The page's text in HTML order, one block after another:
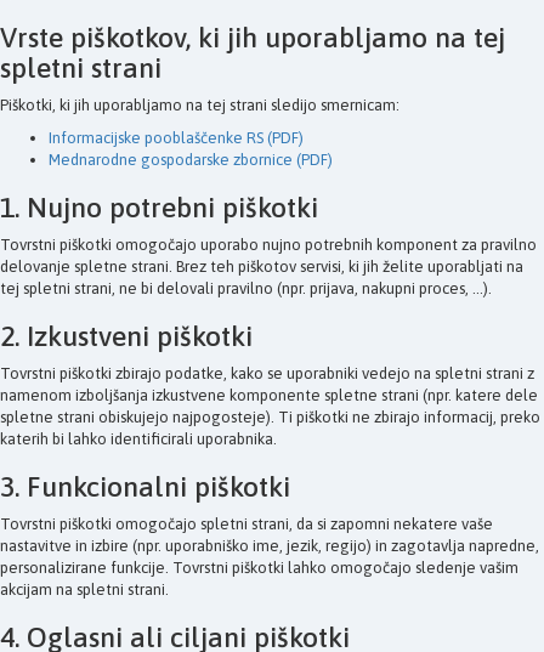
Vrste piškotkov, ki jih uporabljamo na tej
spletni strani
Piškotki, ki jih uporabljamo na tej strani sledijo smernicam:
Informacijske pooblaščenke RS (PDF)
Mednarodne gospodarske zbornice (PDF)
1. Nujno potrebni piškotki
Tovrstni piškotki omogočajo uporabo nujno potrebnih komponent za pravilno
delovanje spletne strani. Brez teh piškotov servisi, ki jih želite uporabljati na
tej spletni strani, ne bi delovali pravilno (npr. prijava, nakupni proces, ...).
2. Izkustveni piškotki
Tovrstni piškotki zbirajo podatke, kako se uporabniki vedejo na spletni strani z
namenom izboljšanja izkustvene komponente spletne strani (npr. katere dele
spletne strani obiskujejo najpogosteje). Ti piškotki ne zbirajo informacij, preko
katerih bi lahko identificirali uporabnika.
3. Funkcionalni piškotki
Tovrstni piškotki omogočajo spletni strani, da si zapomni nekatere vaše
nastavitve in izbire (npr. uporabniško ime, jezik, regijo) in zagotavlja napredne,
personalizirane funkcije. Tovrstni piškotki lahko omogočajo sledenje vašim
akcijam na spletni strani.
4. Oglasni ali ciljani piškotki